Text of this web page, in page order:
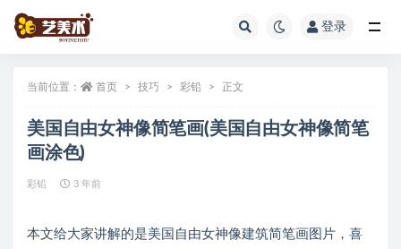
登录
当前位置： 首页 技巧 彩铅 正文
美国自由女神像简笔画(美国自由女神像简笔
画涂色)
彩铅 3 年前
本文给大家讲解的是美国自由女神像建筑简笔画图片，喜